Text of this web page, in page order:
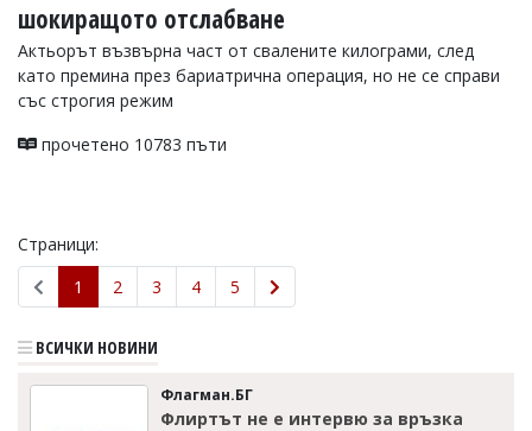
шокиращото отслабване
Актьорът възвърна част от свалените килограми, след
като премина през бариатрична операция, но не се справи
със строгия режим
прочетено 10783 пъти
Страници:
1
2 3 4 5
ВСИЧКИ НОВИНИ
Флагман.БГ
Флиртът не е интервю за връзка